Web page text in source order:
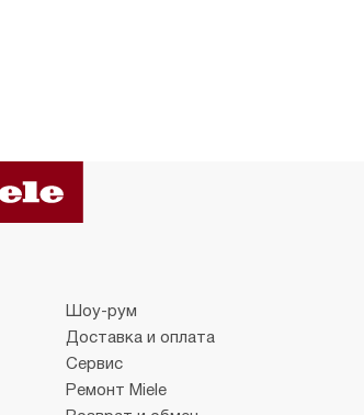
Шоу-рум
Доставка и оплата
Сервис
Ремонт Miele